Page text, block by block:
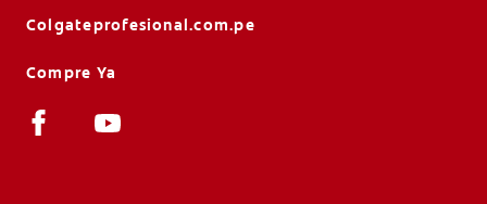
Colgateprofesional.com.pe
Compre Ya